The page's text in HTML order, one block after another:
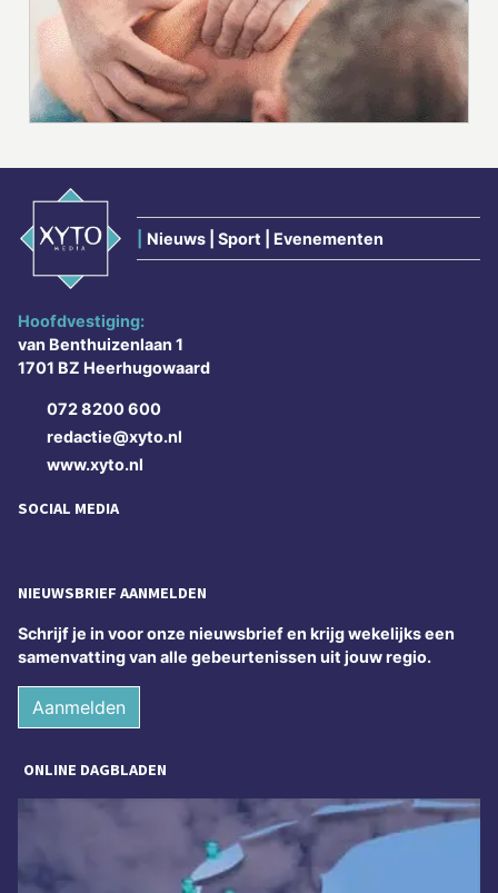
Nieuws | Sport | Evenementen
Hoofdvestiging:
van Benthuizenlaan 1
1701 BZ Heerhugowaard
072 8200 600
redactie@xyto.nl
www.xyto.nl
SOCIAL MEDIA
NIEUWSBRIEF AANMELDEN
Schrijf je in voor onze nieuwsbrief en krijg wekelijks een
samenvatting van alle gebeurtenissen uit jouw regio.
Aanmelden
ONLINE DAGBLADEN